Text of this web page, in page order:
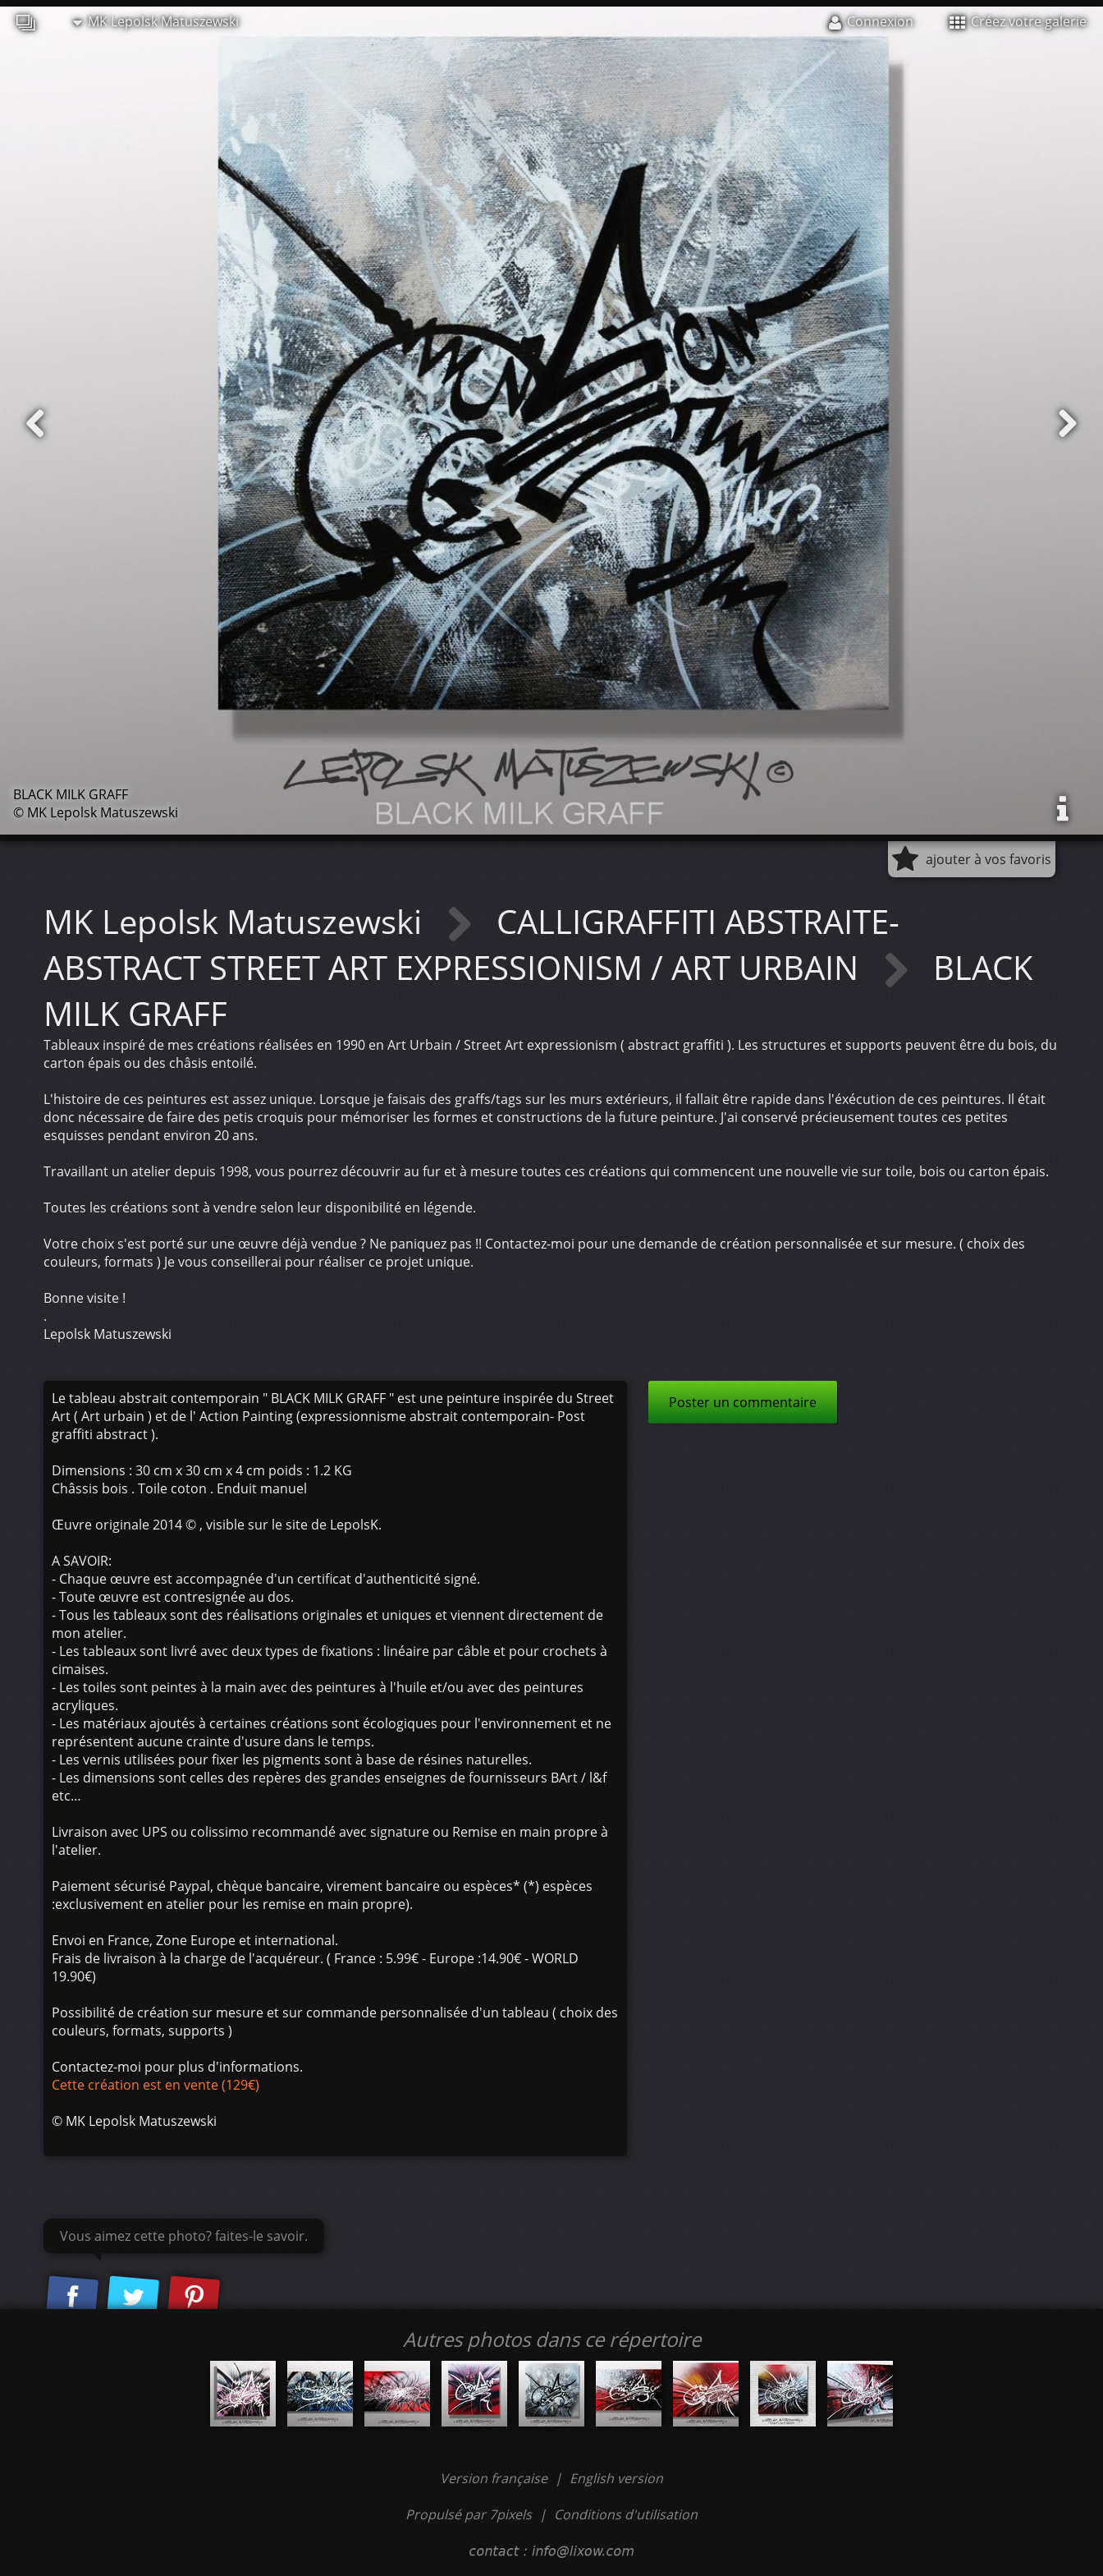
MK Lepolsk Matuszewski Connexion Créez votre galerie
BLACK MILK GRAFF
© MK Lepolsk Matuszewski
ajouter à vos favoris
MK Lepolsk Matuszewski
CALLIGRAFFITI ABSTRAITE-
ABSTRACT STREET ART EXPRESSIONISM / ART URBAIN
BLACK
MILK GRAFF
Tableaux inspiré de mes créations réalisées en 1990 en Art Urbain / Street Art expressionism ( abstract graffiti ). Les structures et supports peuvent être du bois, du
carton épais ou des châsis entoilé.
L'histoire de ces peintures est assez unique. Lorsque je faisais des graffs/tags sur les murs extérieurs, il fallait être rapide dans l'éxécution de ces peintures. Il était
donc nécessaire de faire des petis croquis pour mémoriser les formes et constructions de la future peinture. J'ai conservé précieusement toutes ces petites
esquisses pendant environ 20 ans.
Travaillant un atelier depuis 1998, vous pourrez découvrir au fur et à mesure toutes ces créations qui commencent une nouvelle vie sur toile, bois ou carton épais.
Toutes les créations sont à vendre selon leur disponibilité en légende.
Votre choix s'est porté sur une œuvre déjà vendue ? Ne paniquez pas !! Contactez-moi pour une demande de création personnalisée et sur mesure. ( choix des
couleurs, formats ) Je vous conseillerai pour réaliser ce projet unique.
Bonne visite !
.
Lepolsk Matuszewski
Le tableau abstrait contemporain " BLACK MILK GRAFF " est une peinture inspirée du Street
Art ( Art urbain ) et de l' Action Painting (expressionnisme abstrait contemporain- Post
graffiti abstract ).
Dimensions : 30 cm x 30 cm x 4 cm poids : 1.2 KG
Châssis bois . Toile coton . Enduit manuel
Œuvre originale 2014 © , visible sur le site de LepolsK.
A SAVOIR:
- Chaque œuvre est accompagnée d'un certificat d'authenticité signé.
- Toute œuvre est contresignée au dos.
- Tous les tableaux sont des réalisations originales et uniques et viennent directement de
mon atelier.
- Les tableaux sont livré avec deux types de fixations : linéaire par câble et pour crochets à
cimaises.
- Les toiles sont peintes à la main avec des peintures à l'huile et/ou avec des peintures
acryliques.
- Les matériaux ajoutés à certaines créations sont écologiques pour l'environnement et ne
représentent aucune crainte d'usure dans le temps.
- Les vernis utilisées pour fixer les pigments sont à base de résines naturelles.
- Les dimensions sont celles des repères des grandes enseignes de fournisseurs BArt / l&f
etc…
Livraison avec UPS ou colissimo recommandé avec signature ou Remise en main propre à
l'atelier.
Paiement sécurisé Paypal, chèque bancaire, virement bancaire ou espèces* (*) espèces
:exclusivement en atelier pour les remise en main propre).
Envoi en France, Zone Europe et international.
Frais de livraison à la charge de l'acquéreur. ( France : 5.99€ - Europe :14.90€ - WORLD
19.90€)
Possibilité de création sur mesure et sur commande personnalisée d'un tableau ( choix des
couleurs, formats, supports )
Contactez-moi pour plus d'informations.
Cette création est en vente (129€)
© MK Lepolsk Matuszewski
Poster un commentaire
Vous aimez cette photo? faites-le savoir.
Autres photos dans ce répertoire
Version française | English version
Propulsé par 7pixels | Conditions d'utilisation